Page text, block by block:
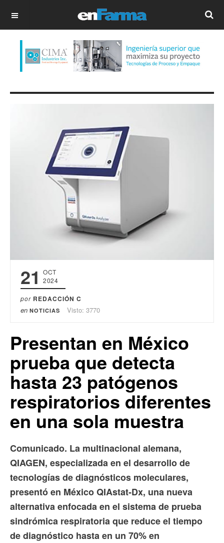
OFF CANVAS
21
OCT
2024
por REDACCIÓN C
en NOTICIAS Visto: 3770
Presentan en México
prueba que detecta
hasta 23 patógenos
respiratorios diferentes
en una sola muestra
Comunicado. La multinacional alemana,
QIAGEN, especializada en el desarrollo de
tecnologías de diagnósticos moleculares,
presentó en México QIAstat-Dx, una nueva
alternativa enfocada en el sistema de prueba
sindrómica respiratoria que reduce el tiempo
de diagnóstico hasta en un 70% en